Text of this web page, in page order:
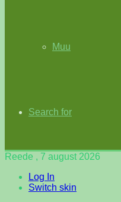
Muu
Search for
Reede , 7 august 2026
Log In
Switch skin